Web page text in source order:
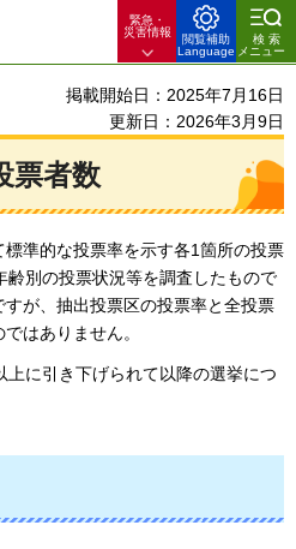
緊急・
災害情報
閲覧補助
Language
検索
メニュー
掲載開始日：2025年7月16日
更新日：2026年3月9日
票者数
準的な投票率を示す各1箇所の投票
齢別の投票状況等を調査したもので
が、抽出投票区の投票率と全投票
はありません。
上に引き下げられて以降の選挙につ